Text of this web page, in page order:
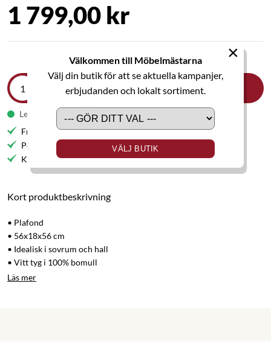
Välkommen till Möbelmästarna
Välj din butik för att se aktuella kampanjer,
erbjudanden och lokalt sortiment.
VÄLJ BUTIK
×
1 799,00 kr
LÄGG I VARUKORGEN
Leveranstid 1-2 veckor
Fri frakt till butik
Personlig service
Kvalitetsmöbler
Kort produktbeskrivning
• Plafond
• 56x18x56 cm
• Idealisk i sovrum och hall
• Vitt tyg i 100% bomull
Läs mer